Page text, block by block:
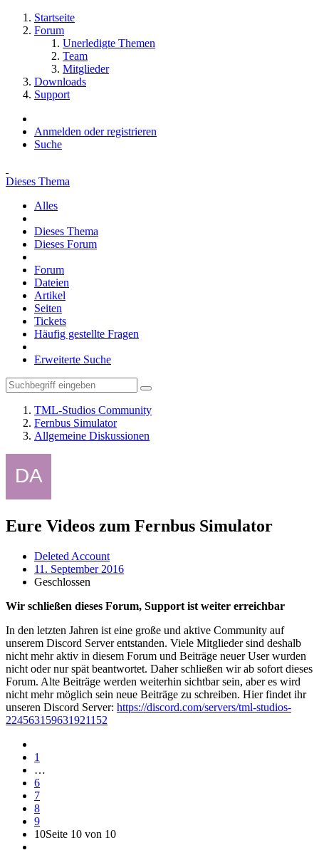
Startseite
Forum
Unerledigte Themen
Team
Mitglieder
Downloads
Support
Anmelden oder registrieren
Suche
Dieses Thema
Alles
Dieses Thema
Dieses Forum
Forum
Dateien
Artikel
Seiten
Tickets
Häufig gestellte Fragen
Erweiterte Suche
TML-Studios Community
Fernbus Simulator
Allgemeine Diskussionen
Eure Videos zum Fernbus Simulator
Deleted Account
11. September 2016
Geschlossen
Wir schließen dieses Forum, Support ist weiter erreichbar
In den letzten Jahren ist eine große und aktive Community auf
unserem Discord Server entstanden. Viele Mitglieder sind deshalb
nicht mehr aktiv in diesem Forum und Beiträge neuer User wurden
nicht oder nur spät beantwortet. Daher schließen wir ab sofort dieses
Forum. Alte Beiträge werden weiterhin sichtbar sein, aber es wird
nicht mehr möglich sein neue Beiträge zu schreiben. Hier findet ihr
unseren Discord Server: https://discord.com/servers/tml-studios-
224563159631921152
1
…
6
7
8
9
10Seite 10 von 10